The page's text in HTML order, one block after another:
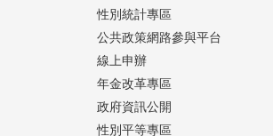
性別統計專區
公共政策網路參與平台
線上申辦
年金改革專區
政府資訊公開
性別平等專區